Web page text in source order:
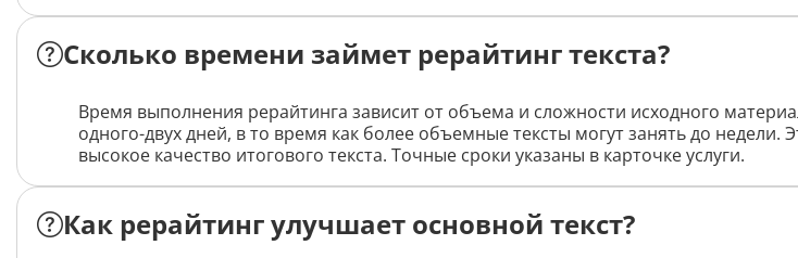
Сколько времени займет рерайтинг текста?
Время выполнения рерайтинга зависит от объема и сложности исходного
одного-двух дней, в то время как более объемные тексты могут занять до
высокое качество итогового текста. Точные сроки указаны в карточке услуги.
Как рерайтинг улучшает основной текст?